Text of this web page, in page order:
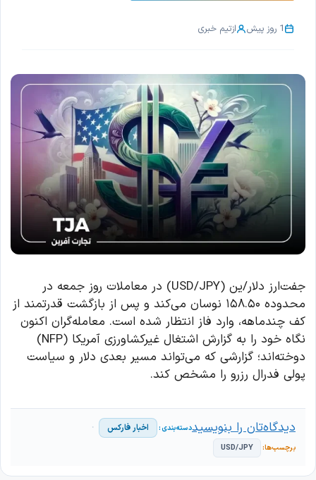
1 روز پیش ازتیم خبری
جفت‌ارز دلار/ین (USD/JPY) در معاملات روز جمعه در
محدوده ۱۵۸.۵۰ نوسان می‌کند و پس از بازگشت قدرتمند از
کف چندماهه، وارد فاز انتظار شده است. معامله‌گران اکنون
نگاه خود را به گزارش اشتغال غیرکشاورزی آمریکا (NFP)
دوخته‌اند؛ گزارشی که می‌تواند مسیر بعدی دلار و سیاست
پولی فدرال رزرو را مشخص کند.
اخبار فارکس
USD/JPY
دیدگاه‌تان را بنویسید